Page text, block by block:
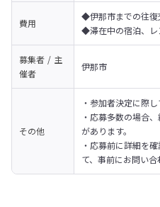
費用
◆伊那市までの往復
◆滞在中の宿泊、レ
募集者 / 主
催者
伊那市
その他
・参加者決定に際
・応募多数の場合
があります。
・応募前に詳細を
て、事前にお問い合